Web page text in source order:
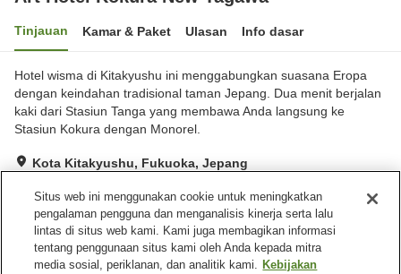
Tinjauan Kamar & Paket Ulasan Info dasar
Hotel wisma di Kitakyushu ini menggabungkan suasana Eropa
dengan keindahan tradisional taman Jepang. Dua menit berjalan
kaki dari Stasiun Tanga yang membawa Anda langsung ke
Stasiun Kokura dengan Monorel.
Kota Kitakyushu, Fukuoka, Jepang
Sangat baik Ulasan:296
Fasilitas properti
Situs web ini menggunakan cookie untuk meningkatkan
pengalaman pengguna dan menganalisis kinerja serta lalu
lintas di situs web kami. Kami juga membagikan informasi
tentang penggunaan situs kami oleh Anda kepada mitra
media sosial, periklanan, dan analitik kami. Kebijakan